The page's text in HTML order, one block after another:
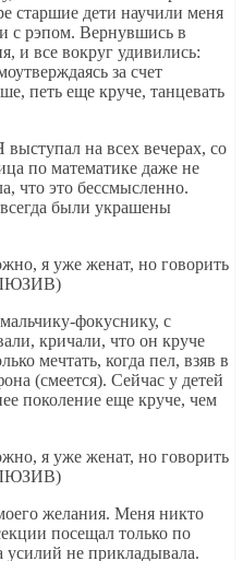
старшие дети научили меня
с рэпом. Вернувшись в
и все вокруг удивились:
за счет
петь еще круче, танцевать
на всех вечерах, со
по математике даже не
что это бессмысленно.
были украшены
фокуснику, с
кричали, что он круче
мечтать, когда пел, взяв в
(смеется). Сейчас у детей
поколение еще круче, чем
желания. Меня никто
посещал только по
не прикладывала.